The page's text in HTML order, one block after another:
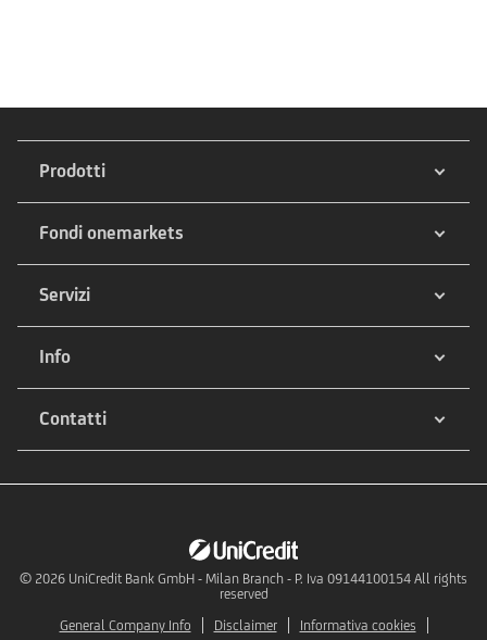
Prodotti
Fondi onemarkets
Servizi
Info
Contatti
© 2026 UniCredit Bank GmbH - Milan Branch - P. Iva 09144100154 All rights
reserved
General Company Info
Disclaimer Informativa cookies